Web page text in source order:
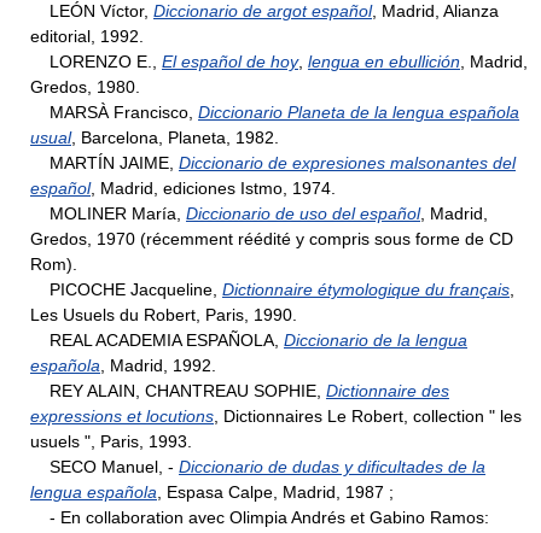
LEÓN Víctor, Diccionario de argot español, Madrid, Alianza
editorial, 1992.
LORENZO E., El español de hoy, lengua en ebullición , Madrid,
Gredos, 1980.
MARSÀ Francisco, Diccionario Planeta de la lengua española
usual, Barcelona, Planeta, 1982.
MARTÍN JAIME, Diccionario de expresiones malsonantes del
español, Madrid, ediciones Istmo, 1974.
MOLINER María, Diccionario de uso del español, Madrid,
Gredos, 1970 (récemment réédité y compris sous forme de CD
Rom).
PICOCHE Jacqueline, Dictionnaire étymologique du français
Les Usuels du Robert, Paris, 1990.
REAL ACADEMIA ESPAÑOLA, Diccionario de la lengua
española , Madrid, 1992.
REY ALAIN, CHANTREAU SOPHIE, Dictionnaire des
expressions et locutions , Dictionnaires Le Robert, collection " les
usuels ", Paris, 1993.
SECO Manuel, - Diccionario de dudas y dificultades de la
lengua española , Espasa Calpe, Madrid, 1987 ;
- En collaboration avec Olimpia Andrés et Gabino Ramos: